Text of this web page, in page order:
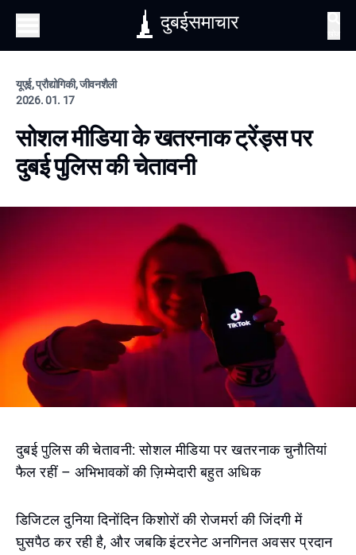
दुबईसमाचार
यूएई, प्रौद्योगिकी, जीवनशैली
2026. 01. 17
सोशल मीडिया के खतरनाक ट्रेंड्स पर
दुबई पुलिस की चेतावनी
दुबई पुलिस की चेतावनी: सोशल मीडिया पर खतरनाक चुनौतियां
फैल रहीं – अभिभावकों की ज़िम्मेदारी बहुत अधिक
डिजिटल दुनिया दिनोंदिन किशोरों की रोजमर्रा की जिंदगी में
घुसपैठ कर रही है, और जबकि इंटरनेट अनगिनत अवसर प्रदान